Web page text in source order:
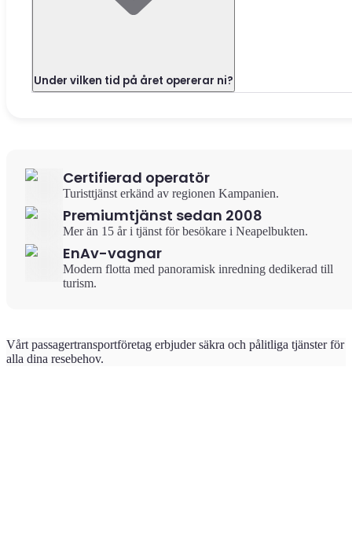
Under vilken tid på året opererar ni?
Certifierad operatör
Turisttjänst erkänd av regionen Kampanien.
Premiumtjänst sedan 2008
Mer än 15 år i tjänst för besökare i Neapelbukten.
EnAv-vagnar
Modern flotta med panoramisk inredning dedikerad till
turism.
Vårt passagertransportföretag erbjuder säkra och pålitliga tjänster för
alla dina resebehov.